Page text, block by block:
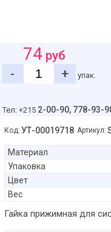
74 руб
-
+ упак.
Тел: +215 2-00-90, 778-93-
Код: УТ-00019718 Артикул:
Материал
Упаковка
Цвет
Вес
Гайка прижимная для